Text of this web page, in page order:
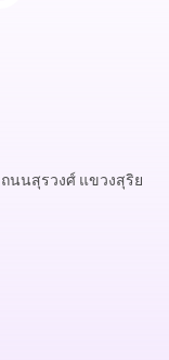
นนสุรวงศ์ แขวงสุริย